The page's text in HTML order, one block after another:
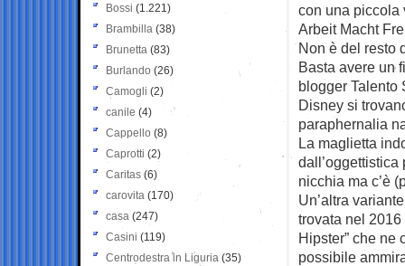
con una piccola
Arbeit Macht
Non è del resto
Basta avere un
blogger Talento
Disney si
paraphernalia
La maglietta
nicchia ma c’è
Un’altra
trovata nel
Hipster” che ne
possibile
Bossi (1.221)
Brambilla (38)
Brunetta (83)
Burlando (26)
Camogli (2)
canile (4)
Cappello (8)
Caprotti (2)
Caritas (6)
carovita (170)
casa (247)
Casini (119)
Centrodestra in Liguria (35)